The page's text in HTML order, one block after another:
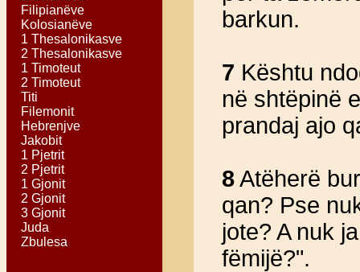
Filipianëve
Kolosianëve
1 Thesalonikasve
2 Thesalonikasve
1 Timoteut
2 Timoteut
Titi
Filemonit
Hebrenjve
Jakobit
1 Pjetrit
2 Pjetrit
1 Gjonit
2 Gjonit
3 Gjonit
Juda
Zbulesa
barkun.
7 Kështu
në shtëpinë
prandaj ajo
8Atëherë
qan? Pse
jote? A nuk
fëmijë?".